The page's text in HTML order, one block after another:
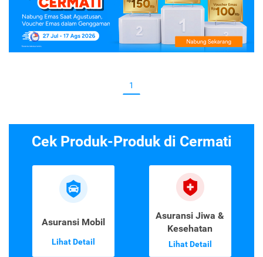
1
Cek Produk-Produk di Cermati
Asuransi Mobil
Lihat Detail
Asuransi Jiwa &
Kesehatan
Lihat Detail